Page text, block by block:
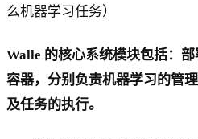
么机器学习任务）
Walle 的核心系统模块包括：
容器，分别负责机器学习的管
及任务的执行。